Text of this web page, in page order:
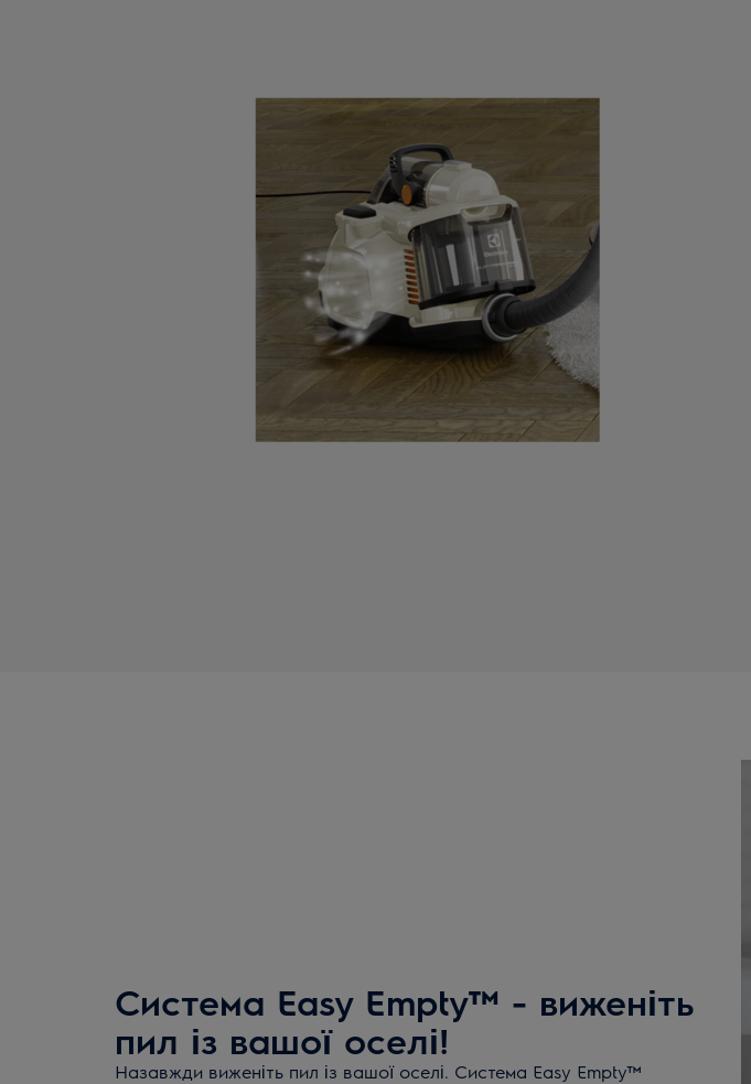
Система Easy Empty™ - виженіть
пил із вашої оселі!
Назавжди виженіть пил із вашої оселі. Система Easy Empty™